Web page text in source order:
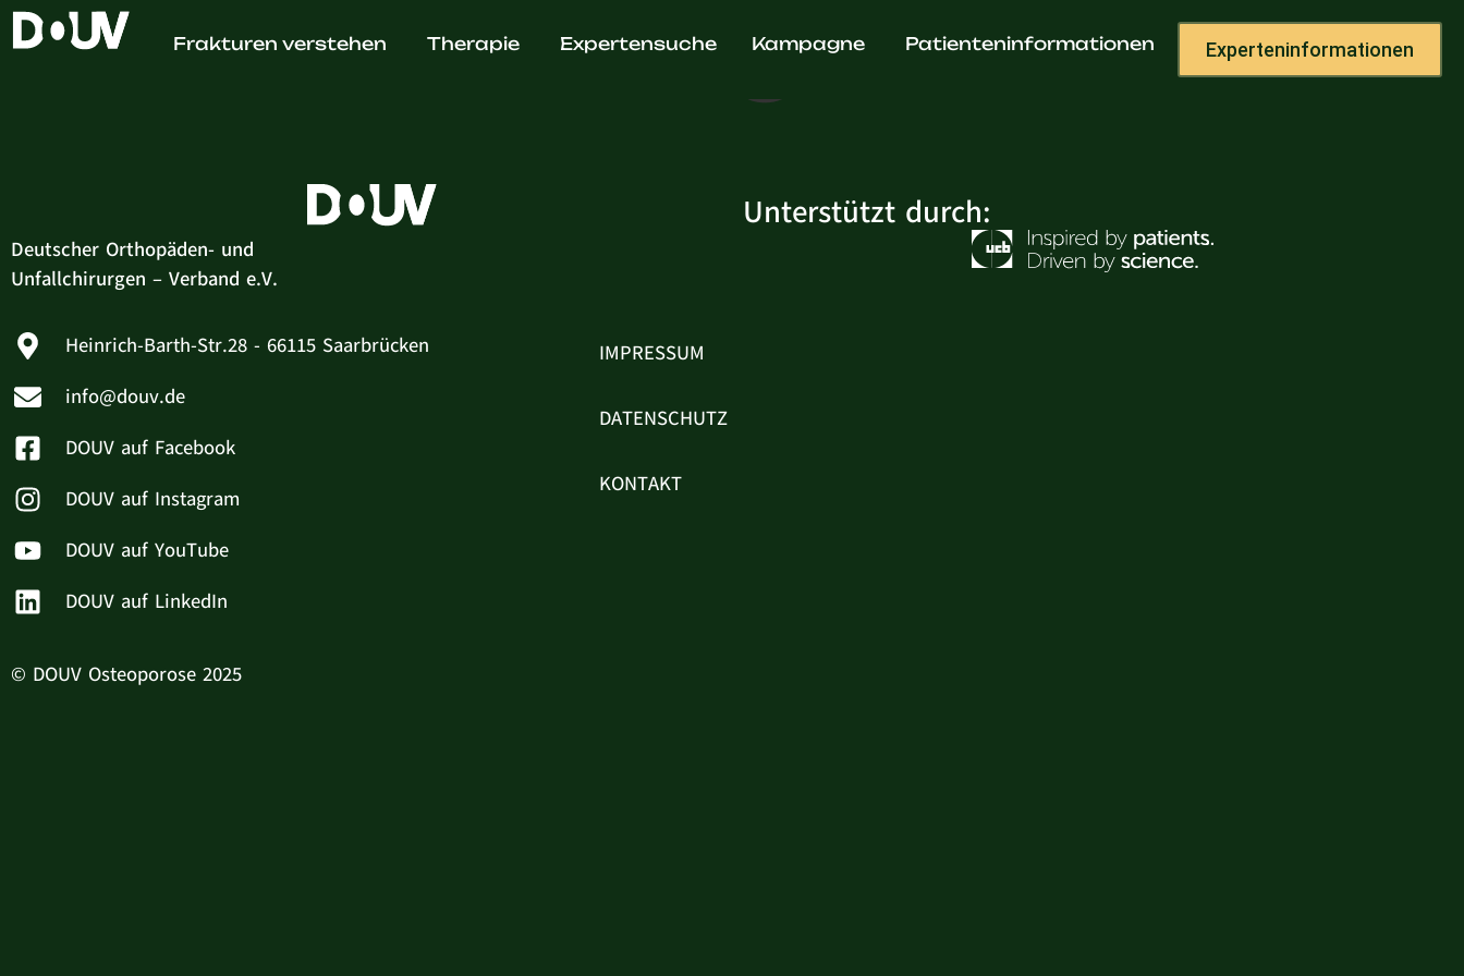
Frakturen verstehen Therapie Expertensuche Kampagne Patienteninformationen Experteninformationen
Annette Krug
Deutscher Orthopäden- und
Unfallchirurgen – Verband e.V.
Unterstützt durch:
Heinrich-Barth-Str.28 - 66115 Saarbrücken
info@douv.de
DOUV auf Facebook
DOUV auf Instagram
DOUV auf YouTube
DOUV auf LinkedIn
IMPRESSUM
DATENSCHUTZ
KONTAKT
© DOUV Osteoporose 2025